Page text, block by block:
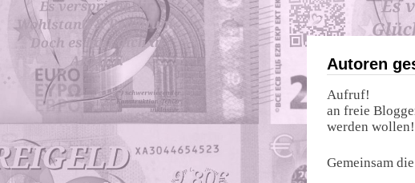
Autoren
Aufruf!
an freie
werden wollen!
Gemeinsam